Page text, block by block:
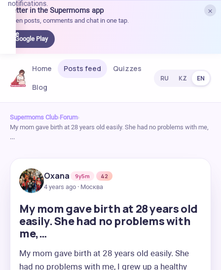
×
Better in the Supermoms app
Open posts, comments and chat in one tap.
Google Play
notifications.
Home Posts feed
Quizzes
Blog
RU KZ EN
Supermoms Club›Forum›
My mom gave birth at 28 years old easily. She had no problems with me,
…
Oxana 9y5m
42
4 years ago · Москва
My mom gave birth at 28 years old
easily. She had no problems with
me,…
My mom gave birth at 28 years old easily. She
had no problems with me, I grew up a healthy